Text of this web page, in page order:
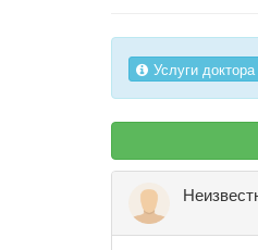
Услуги доктора